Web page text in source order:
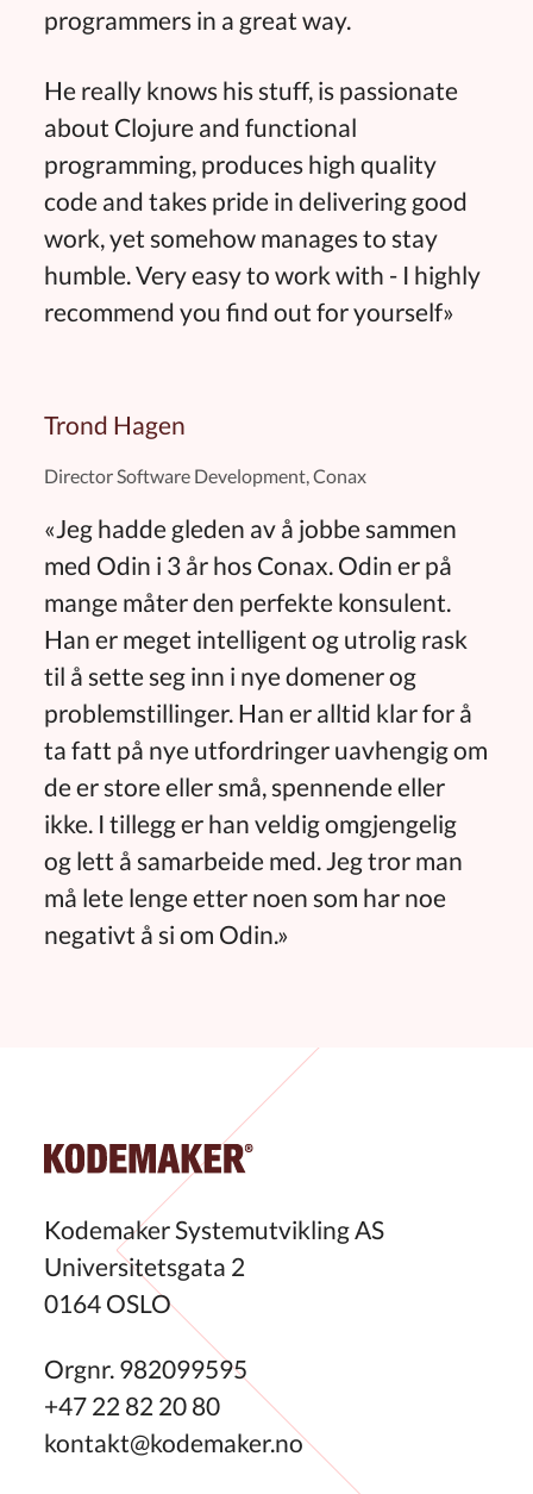
programmers in a great way.
He really knows his stuff, is passionate
about Clojure and functional
programming, produces high quality
code and takes pride in delivering good
work, yet somehow manages to stay
humble. Very easy to work with - I highly
recommend you find out for yourself»
Trond Hagen
Director Software Development, Conax
«Jeg hadde gleden av å jobbe sammen
med Odin i 3 år hos Conax. Odin er på
mange måter den perfekte konsulent.
Han er meget intelligent og utrolig rask
til å sette seg inn i nye domener og
problemstillinger. Han er alltid klar for å
ta fatt på nye utfordringer uavhengig om
de er store eller små, spennende eller
ikke. I tillegg er han veldig omgjengelig
og lett å samarbeide med. Jeg tror man
må lete lenge etter noen som har noe
negativt å si om Odin.»
Kodemaker Systemutvikling AS
Universitetsgata 2
0164 OSLO
Orgnr. 982099595
+47 22 82 20 80
kontakt@kodemaker.no